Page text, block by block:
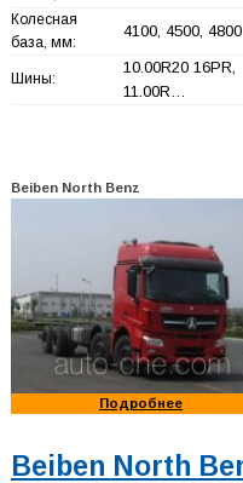
Колесная
база, мм:
4100, 4500, 4800
Шины:
10.00R20 16PR,
11.00R…
Beiben North Benz
Подробнее
Beiben North